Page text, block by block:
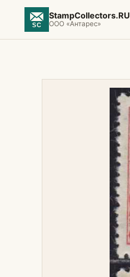
StampCollectors.RU
ООО «Антарес»